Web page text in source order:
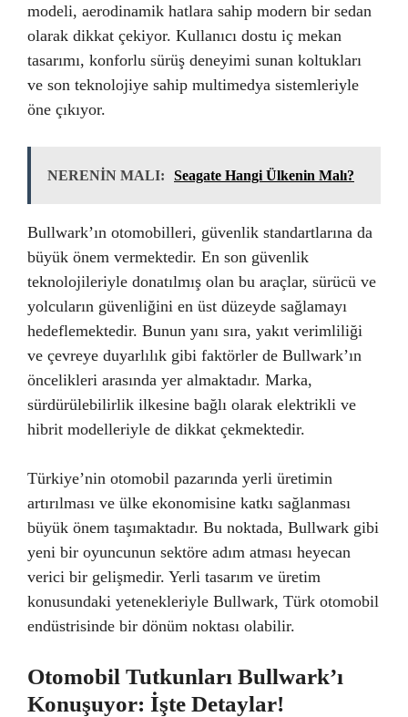
modeli, aerodinamik hatlara sahip modern bir sedan
olarak dikkat çekiyor. Kullanıcı dostu iç mekan
tasarımı, konforlu sürüş deneyimi sunan koltukları
ve son teknolojiye sahip multimedya sistemleriyle
öne çıkıyor.
NERENİN MALI: Seagate Hangi Ülkenin Malı?
Bullwark’ın otomobilleri, güvenlik standartlarına da
büyük önem vermektedir. En son güvenlik
teknolojileriyle donatılmış olan bu araçlar, sürücü ve
yolcuların güvenliğini en üst düzeyde sağlamayı
hedeflemektedir. Bunun yanı sıra, yakıt verimliliği
ve çevreye duyarlılık gibi faktörler de Bullwark’ın
öncelikleri arasında yer almaktadır. Marka,
sürdürülebilirlik ilkesine bağlı olarak elektrikli ve
hibrit modelleriyle de dikkat çekmektedir.
Türkiye’nin otomobil pazarında yerli üretimin
artırılması ve ülke ekonomisine katkı sağlanması
büyük önem taşımaktadır. Bu noktada, Bullwark gibi
yeni bir oyuncunun sektöre adım atması heyecan
verici bir gelişmedir. Yerli tasarım ve üretim
konusundaki yetenekleriyle Bullwark, Türk otomobil
endüstrisinde bir dönüm noktası olabilir.
Otomobil Tutkunları Bullwark’ı
Konuşuyor: İşte Detaylar!